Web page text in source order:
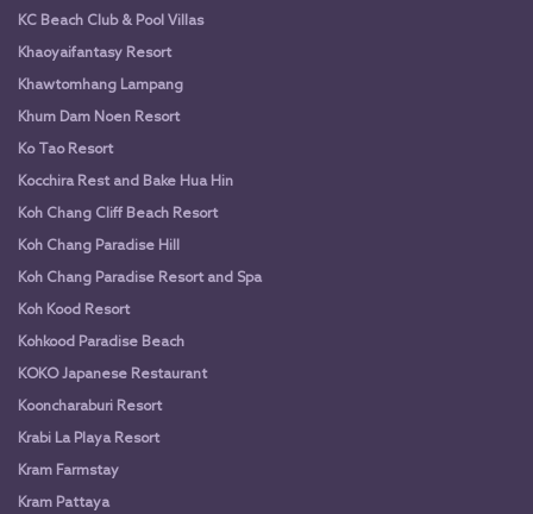
KC Beach Club & Pool Villas
Khaoyaifantasy Resort
Khawtomhang Lampang
Khum Dam Noen Resort
Ko Tao Resort
Kocchira Rest and Bake Hua Hin
Koh Chang Cliff Beach Resort
Koh Chang Paradise Hill
Koh Chang Paradise Resort and Spa
Koh Kood Resort
Kohkood Paradise Beach
KOKO Japanese Restaurant
Kooncharaburi Resort
Krabi La Playa Resort
Kram Farmstay
Kram Pattaya